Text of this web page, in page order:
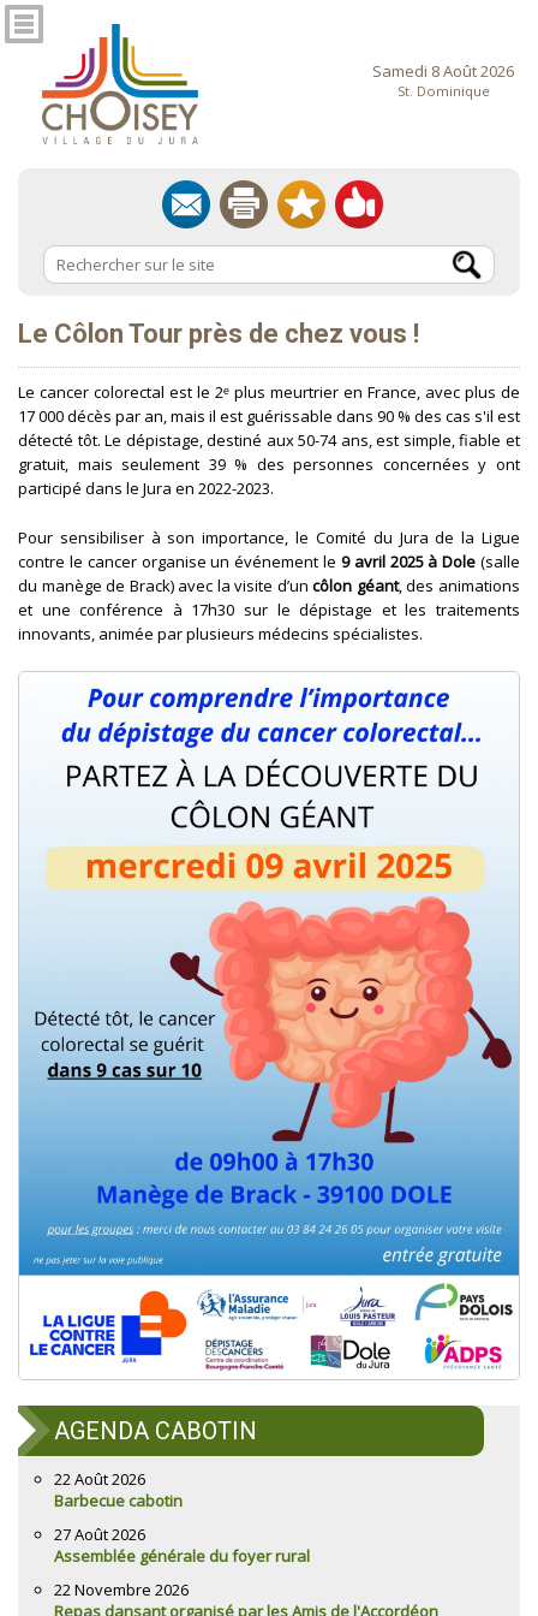
Samedi 8 Août 2026
St. Dominique
Le Côlon Tour près de chez vous !
Le cancer colorectal est le 2ᵉ plus meurtrier en France, avec plus de
17 000 décès par an, mais il est guérissable dans 90 % des cas s'il est
détecté tôt. Le dépistage, destiné aux 50-74 ans, est simple, fiable et
gratuit, mais seulement 39 % des personnes concernées y ont
participé dans le Jura en 2022-2023.
Pour sensibiliser à son importance, le Comité du Jura de la Ligue
contre le cancer organise un événement le 9 avril 2025 à Dole (salle
du manège de Brack) avec la visite d’uncôlon géant, des animations
et une conférence à 17h30 sur le dépistage et les traitements
innovants, animée par plusieurs médecins spécialistes.
AGENDA CABOTIN
22 Août 2026
Barbecue cabotin
27 Août 2026
Assemblée générale du foyer rural
22 Novembre 2026
Repas dansant organisé par les Amis de l'Accordéon